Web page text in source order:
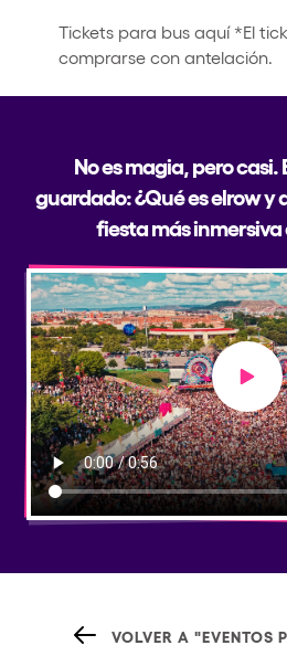
Tickets para bus aquí*El
comprarse con antelación.
No es magia, pero casi.
guardado: ¿Qué es elrow y
fiesta más
Play
VOLVER A "EVENTOS